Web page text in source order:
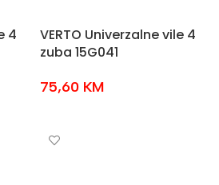
4
VERTO Univerzalne vile 4
zuba 15G041
75,60 KM